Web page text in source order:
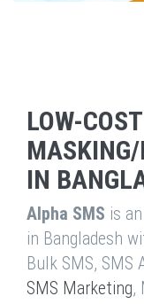
LOW-COST
IN
Alpha SMS is
in Bangladesh
Bulk SMS, SMS
SMS Marketing,